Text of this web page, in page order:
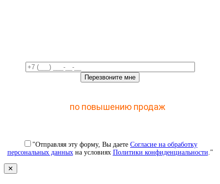
по повышению продаж
"Отправляя эту форму, Вы даете Согласие на обработку
персональных данныхна условиях Политики конфиденциальности ."
✕